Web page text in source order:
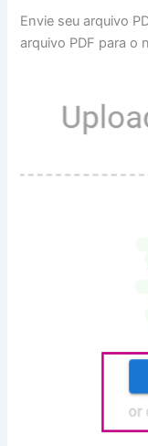
Envie seu arquivo
arquivo PDF para o